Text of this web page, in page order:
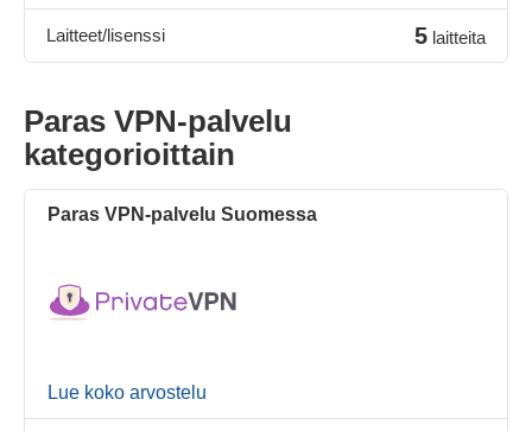
Laitteet/lisenssi 5 laitteita
Paras VPN-palvelu
kategorioittain
Paras VPN-palvelu Suomessa
Lue koko arvostelu